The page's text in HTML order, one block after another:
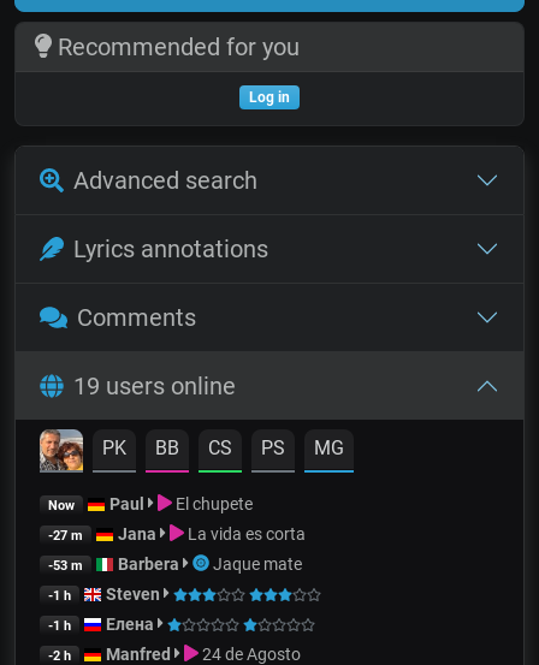
Recommended for you
Log in
Advanced search
Lyrics annotations
Comments
19 users online
PK BB CS PS MG
Now Paul El chupete
-27 m Jana La vida es corta
-53 m Barbera Jaque mate
-1 h Steven
-1 h Елена
-2 h Manfred 24 de Agosto